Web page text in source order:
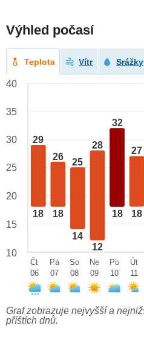
Výhled počasí
Teplota Vítr Srážky
29
18
26
18
25
14
28
12
32
18
27
18
40
35
30
25
20
15
10
Čt
06
Pá
07
So
08
Ne
09
Po
10
Út
11
Graf zobrazuje nejvyšší a
příštích dnů.